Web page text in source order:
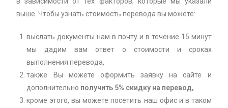
выше. Чтобы узнать стоимость перевода вы можете:
выслать документы нам в почту и в течение 15 минут
мы дадим вам ответ о стоимости и сроках
выполнения перевода,
также Вы можете оформить заявку на сайте и
дополнительно получить 5% скидку на перевод,
кроме этого, вы можете посетить наш офис и в таком